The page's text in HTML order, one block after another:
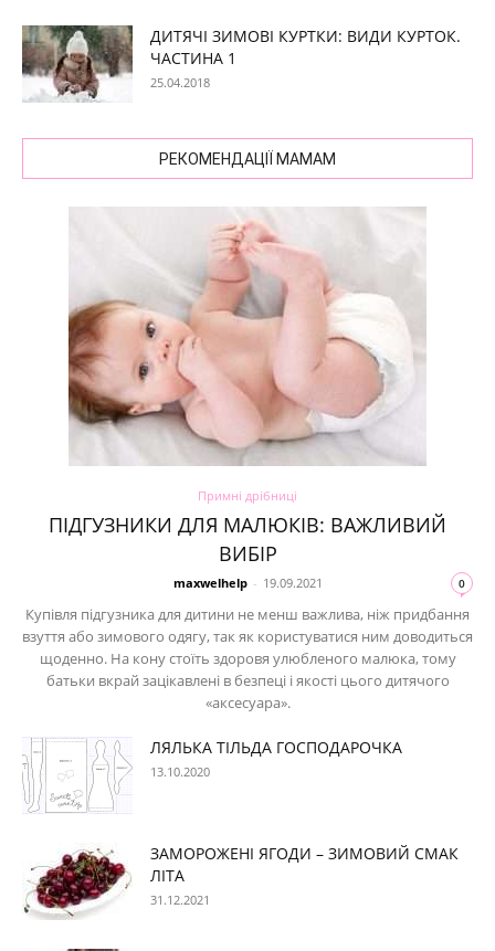
ДИТЯЧІ ЗИМОВІ КУРТКИ: ВИДИ КУРТОК.
ЧАСТИНА 1
25.04.2018
РЕКОМЕНДАЦІЇ МАМАМ
Примні дрібниці
ПІДГУЗНИКИ ДЛЯ МАЛЮКІВ: ВАЖЛИВИЙ
ВИБІР
maxwelhelp - 19.09.2021 0
Купівля підгузника для дитини не менш важлива, ніж придбання
взуття або зимового одягу, так як користуватися ним доводиться
щоденно. На кону стоїть здоровя улюбленого малюка, тому
батьки вкрай зацікавлені в безпеці і якості цього дитячого
«аксесуара».
ЛЯЛЬКА ТІЛЬДА ГОСПОДАРОЧКА
13.10.2020
ЗАМОРОЖЕНІ ЯГОДИ – ЗИМОВИЙ СМАК
ЛІТА
31.12.2021